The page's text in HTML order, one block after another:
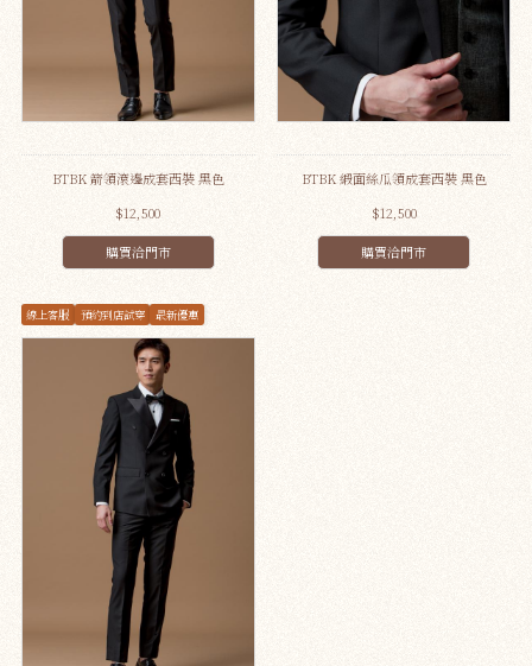
BTBK 箭領滾邊成套西裝 黑色
$12,500
購買洽門市
BTBK 緞面絲瓜領成套西裝 黑色
$12,500
購買洽門市
線上客服 預約到店試穿 最新優惠